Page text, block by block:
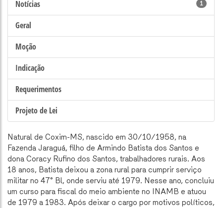
Notícias 1
Geral
Moção
Indicação
Requerimentos
Projeto de Lei
Natural de Coxim-MS, nascido em 30/10/1958, na
Fazenda Jaraguá, filho de Armindo Batista dos Santos e
dona Coracy Rufino dos Santos, trabalhadores rurais. Aos
18 anos, Batista deixou a zona rural para cumprir serviço
militar no 47° Bl, onde serviu até 1979. Nesse ano, concluiu
um curso para fiscal do meio ambiente no INAMB e atuou
de 1979 a 1983. Após deixar o cargo por motivos políticos,